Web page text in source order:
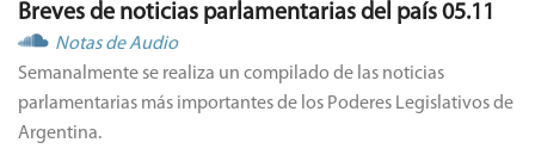
Breves de noticias parlamentarias del país 05.11
Notas de Audio
Semanalmente se realiza un compilado de las noticias
parlamentarias más importantes de los Poderes Legislativos de
Argentina.